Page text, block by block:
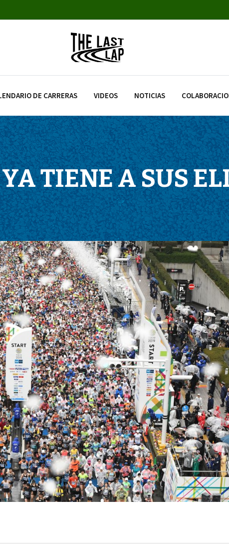
DE CARRERAS VIDEOS NOTICIAS
TIENE A SUS